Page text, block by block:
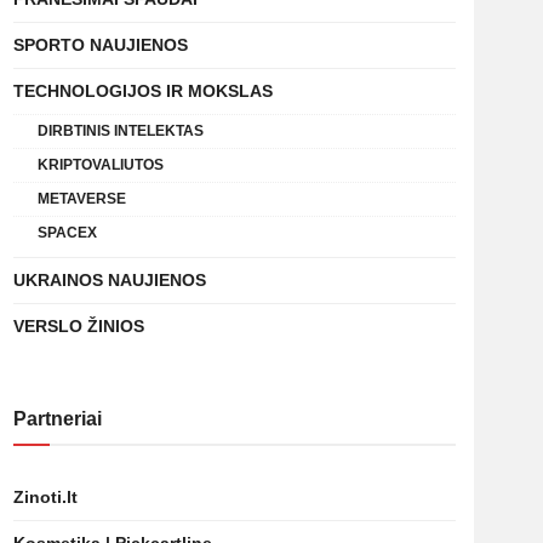
SPORTO NAUJIENOS
TECHNOLOGIJOS IR MOKSLAS
DIRBTINIS INTELEKTAS
KRIPTOVALIUTOS
METAVERSE
SPACEX
UKRAINOS NAUJIENOS
VERSLO ŽINIOS
Partneriai
Zinoti.lt